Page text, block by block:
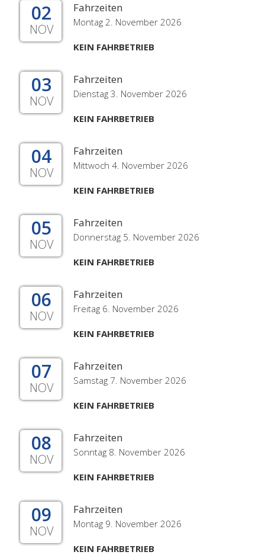
02
NOV
Fahrzeiten
Montag 2. November 2026
KEIN FAHRBETRIEB
03
NOV
Fahrzeiten
Dienstag 3. November 2026
KEIN FAHRBETRIEB
04
NOV
Fahrzeiten
Mittwoch 4. November 2026
KEIN FAHRBETRIEB
05
NOV
Fahrzeiten
Donnerstag 5. November 2026
KEIN FAHRBETRIEB
06
NOV
Fahrzeiten
Freitag 6. November 2026
KEIN FAHRBETRIEB
07
NOV
Fahrzeiten
Samstag 7. November 2026
KEIN FAHRBETRIEB
08
NOV
Fahrzeiten
Sonntag 8. November 2026
KEIN FAHRBETRIEB
09
NOV
Fahrzeiten
Montag 9. November 2026
KEIN FAHRBETRIEB